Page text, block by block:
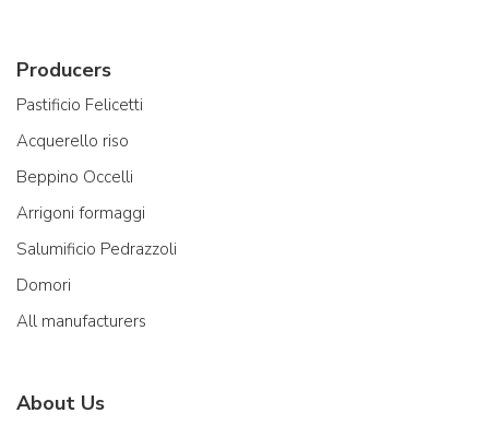
Producers
Pastificio Felicetti
Acquerello riso
Beppino Occelli
Arrigoni formaggi
Salumificio Pedrazzoli
Domori
All manufacturers
About Us